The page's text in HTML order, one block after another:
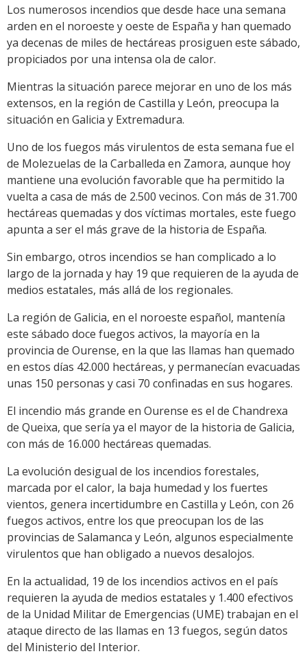
Link
Los numerosos incendios que desde hace una semana
arden en el noroeste y oeste de España y han quemado
ya decenas de miles de hectáreas prosiguen este sábado,
propiciados por una intensa ola de calor.
Mientras la situación parece mejorar en uno de los más
extensos, en la región de Castilla y León, preocupa la
situación en Galicia y Extremadura.
Uno de los fuegos más virulentos de esta semana fue el
de Molezuelas de la Carballeda en Zamora, aunque hoy
mantiene una evolución favorable que ha permitido la
vuelta a casa de más de 2.500 vecinos. Con más de 31.700
hectáreas quemadas y dos víctimas mortales, este fuego
apunta a ser el más grave de la historia de España.
Sin embargo, otros incendios se han complicado a lo
largo de la jornada y hay 19 que requieren de la ayuda de
medios estatales, más allá de los regionales.
La región de Galicia, en el noroeste español, mantenía
este sábado doce fuegos activos, la mayoría en la
provincia de Ourense, en la que las llamas han quemado
en estos días 42.000 hectáreas, y permanecían evacuadas
unas 150 personas y casi 70 confinadas en sus hogares.
El incendio más grande en Ourense es el de Chandrexa
de Queixa, que sería ya el mayor de la historia de Galicia,
con más de 16.000 hectáreas quemadas.
La evolución desigual de los incendios forestales,
marcada por el calor, la baja humedad y los fuertes
vientos, genera incertidumbre en Castilla y León, con 26
fuegos activos, entre los que preocupan los de las
provincias de Salamanca y León, algunos especialmente
virulentos que han obligado a nuevos desalojos.
En la actualidad, 19 de los incendios activos en el país
requieren la ayuda de medios estatales y 1.400 efectivos
de la Unidad Militar de Emergencias (UME) trabajan en el
ataque directo de las llamas en 13 fuegos, según datos
del Ministerio del Interior.